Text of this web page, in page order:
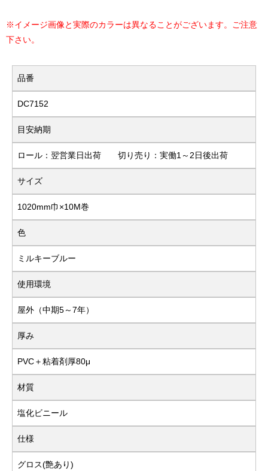
※イメージ画像と実際のカラーは異なることがございます。ご注意
下さい。
品番
DC7152
目安納期
ロール：翌営業日出荷 切り売り：実働1～2日後出荷
サイズ
1020mm巾×10M巻
色
ミルキーブルー
使用環境
屋外（中期5～7年）
厚み
PVC＋粘着剤厚80μ
材質
塩化ビニール
仕様
グロス(艶あり)